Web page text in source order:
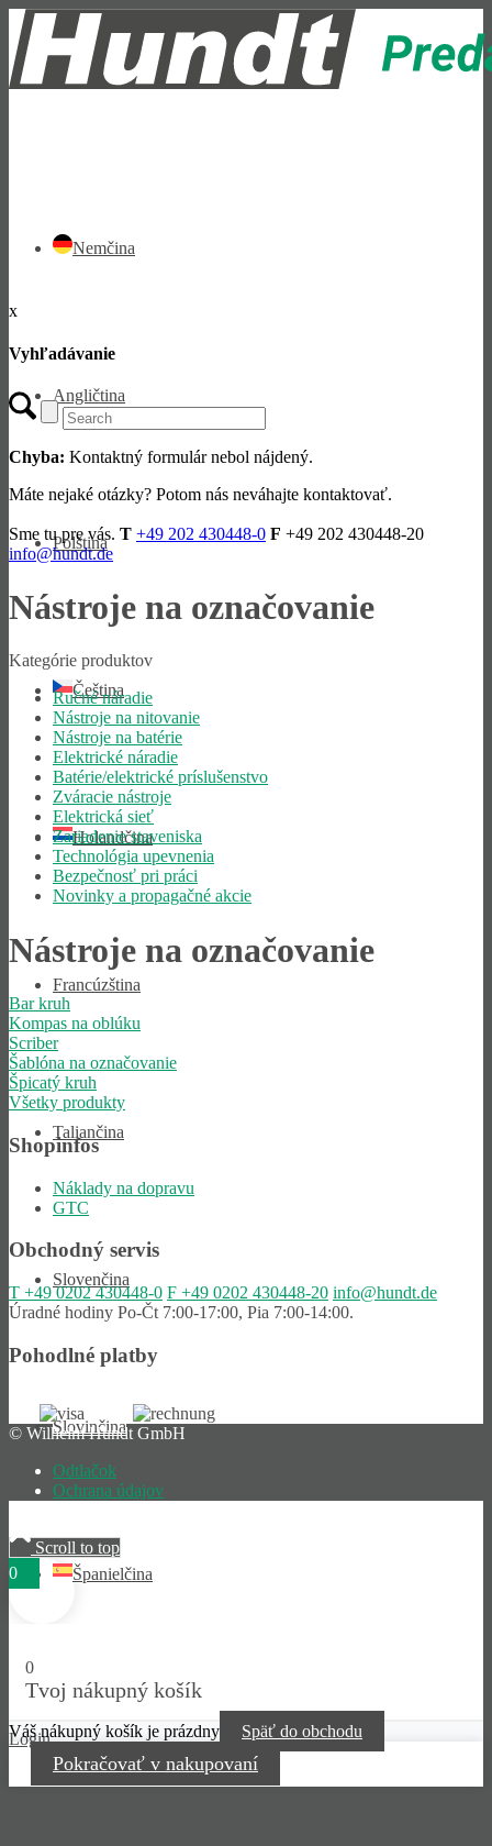
Nemčina
Angličtina
Polština
Čeština
Holandčina
Francúzština
Taliančina
Slovenčina
Slovinčina
Španielčina
Login
x
Vyhľadávanie
Chyba: Kontaktný formulár nebol nájdený.
Máte nejaké otázky? Potom nás neváhajte kontaktovať.
Sme tu pre vás. T +49 202 430448-0 F +49 202 430448-20
info@hundt.de
Nástroje na označovanie
Kategórie produktov
Ručné náradie
Nástroje na nitovanie
Nástroje na batérie
Elektrické náradie
Batérie/elektrické príslušenstvo
Zváracie nástroje
Elektrická sieť
Zariadenie staveniska
Technológia upevnenia
Bezpečnosť pri práci
Novinky a propagačné akcie
Nástroje na označovanie
Bar kruh
Kompas na oblúku
Scriber
Šablóna na označovanie
Špicatý kruh
Všetky produkty
Shopinfos
Náklady na dopravu
GTC
Obchodný servis
T +49 0202 430448-0 F +49 0202 430448-20 info@hundt.de
Úradné hodiny Po-Čt 7:00-17:00, Pia 7:00-14:00.
Pohodlné platby
© Wilhelm Hundt GmbH
Odtlačok
Ochrana údajov
Scroll to top
0
0
Tvoj nákupný košík
Váš nákupný košík je prázdny Späť do obchodu
Pokračovať v nakupovaní